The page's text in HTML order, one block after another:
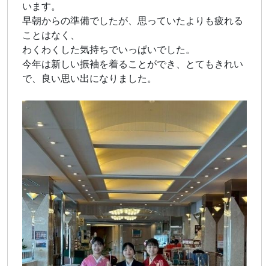
います。
早朝からの準備でしたが、思っていたよりも疲れる
ことはなく、
わくわくした気持ちでいっぱいでした。
今年は新しい振袖を着ることができ、とてもきれい
で、良い思い出になりました。